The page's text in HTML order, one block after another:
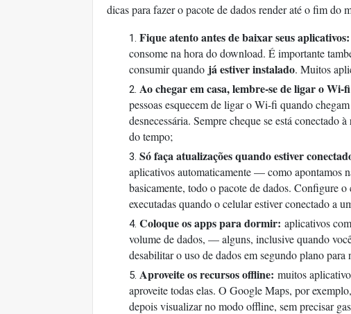
dicas para fazer o pacote de dados render até o fim do
Fique atento antes de baixar seus aplicativos:
consome na hora do download. É importante
consumir quando já estiver instalado. Muitos
Ao chegar em casa, lembre-se de ligar o Wi-
pessoas esquecem de ligar o Wi-fi quando
desnecessária. Sempre cheque se está conectado
do tempo;
Só faça atualizações quando estiver
aplicativos automaticamente — como apontamos
basicamente, todo o pacote de dados. Configure
executadas quando o celular estiver conectado a
Coloque os apps para dormir: aplicativos
volume de dados, — alguns, inclusive quando
desabilitar o uso de dados em segundo plano para
Aproveite os recursos offline: muitos
aproveite todas elas. O Google Maps, por
depois visualizar no modo offline, sem precisar